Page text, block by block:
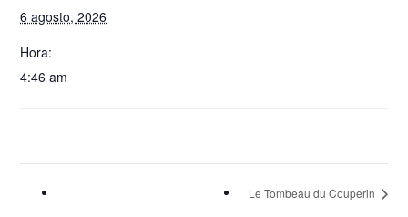
6 agosto, 2026
Hora:
4:46 am
Le Tombeau du Couperin